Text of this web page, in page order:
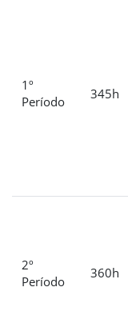
1º
Período
345h
2º
Período
360h